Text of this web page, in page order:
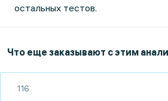
остальных тестов.
Что еще заказывают с этим
116